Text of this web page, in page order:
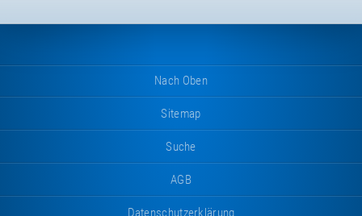
Nach Oben
Sitemap
Suche
AGB
Datenschutzerklärung